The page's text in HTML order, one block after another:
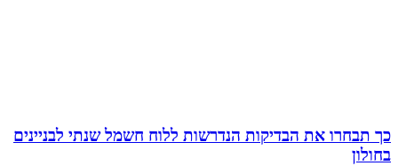
כך תבחרו את הבדיקות הנדרשות ללוח חשמל שנתי לבניינים
בחולון